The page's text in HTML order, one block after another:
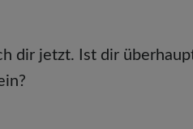
dir jetzt. Ist dir